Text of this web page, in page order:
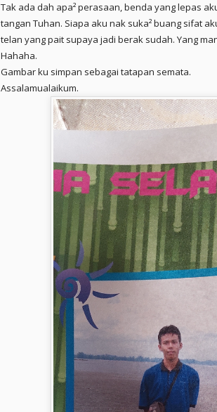
Tak ada dah apa² perasaan, benda yang lepas
tangan Tuhan. Siapa aku nak suka² buang sifat
telan yang pait supaya jadi berak sudah. Yang
Hahaha.
Gambar ku simpan sebagai tatapan semata.
Assalamualaikum.